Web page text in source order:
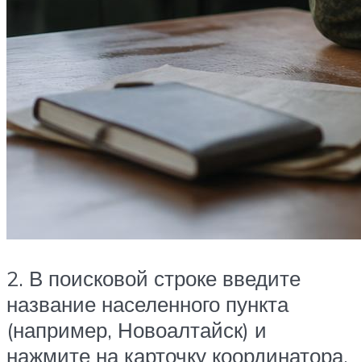
2. В поисковой строке введите
название населенного пункта
(например, Новоалтайск) и
нажмите на карточку координатора.